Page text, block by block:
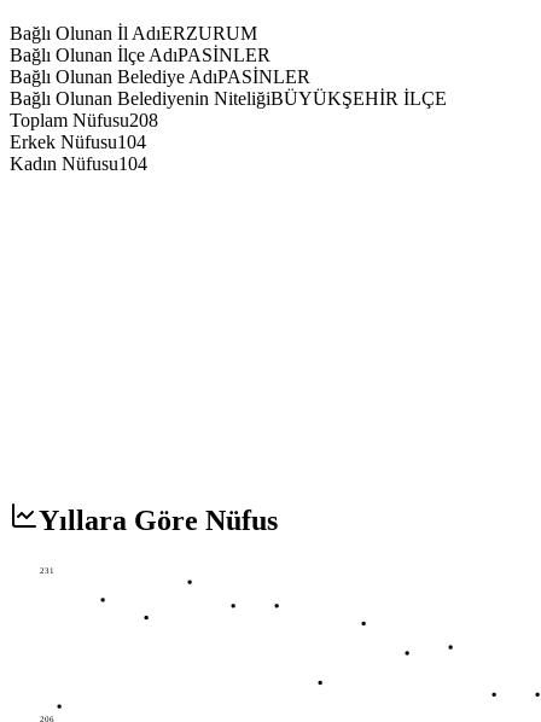
Bağlı Olunan İl AdıERZURUM
Bağlı Olunan İlçe AdıPASİNLER
Bağlı Olunan Belediye AdıPASİNLER
Bağlı Olunan Belediyenin NiteliğiBÜYÜKŞEHİR İLÇE
Toplam Nüfusu208
Erkek Nüfusu104
Kadın Nüfusu104
Yıllara Göre Nüfus
231
206